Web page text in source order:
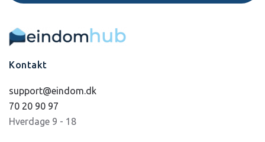
Kontakt
support@eindom.dk
70 20 90 97
Hverdage 9 - 18